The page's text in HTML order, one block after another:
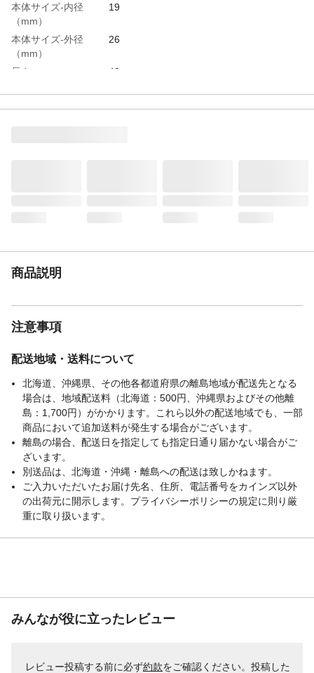
本体サイズ-内径
（mm）
19
本体サイズ-外径
（mm）
26
長さ
40m
商品説明
注意事項
配送地域・送料について
北海道、沖縄県、その他各都道府県の離島地域が配送先となる
場合は、地域配送料（北海道：500円、沖縄県およびその他離
島：1,700円）がかかります。これら以外の配送地域でも、一部
商品において追加送料が発生する場合がございます。
離島の場合、配送日を指定しても指定日通り届かない場合がご
ざいます。
別送品は、北海道・沖縄・離島への配送は致しかねます。
ご入力いただいたお届け先名、住所、電話番号をカインズ以外
の出荷元に開示します。プライバシーポリシーの規定に則り厳
重に取り扱います。
みんなが役に立ったレビュー
レビュー投稿する前に必ず約款をご確認ください。投稿した